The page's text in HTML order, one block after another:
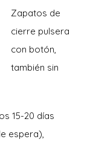
Zapatos de
cierre pulsera
con botón,
también sin
15-20 días
espera),